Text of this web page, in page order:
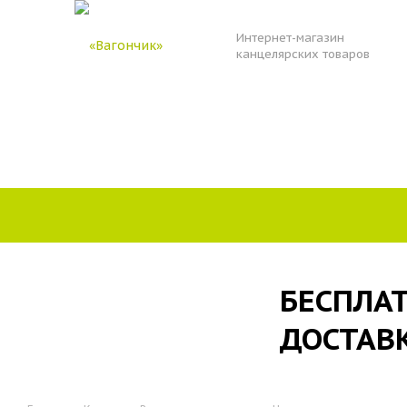
Интернет-магазин
канцелярских товаров